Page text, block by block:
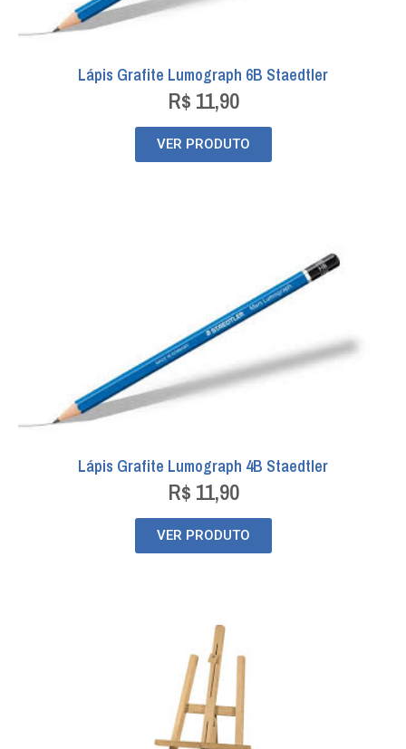
Lápis Grafite Lumograph 6B Staedtler
R$ 11,90
VER PRODUTO
Lápis Grafite Lumograph 4B Staedtler
R$ 11,90
VER PRODUTO